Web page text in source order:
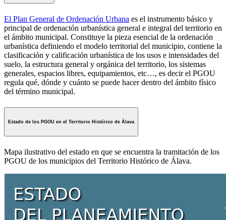
El Plan General de Ordenación Urbana es el instrumento básico y
principal de ordenación urbanística general e integral del territorio en
el ámbito municipal. Constituye la pieza esencial de la ordenación
urbanística definiendo el modelo territorial del municipio, contiene la
clasificación y calificación urbanística de los usos e intensidades del
suelo, la estructura general y orgánica del territorio, los sistemas
generales, espacios libres, equipamientos, etc…, es decir el PGOU
regula qué, dónde y cuánto se puede hacer dentro del ámbito físico
del término municipal.
Estado de los PGOU en el Territorio Histórico de Álava
Mapa ilustrativo del estado en que se encuentra la tramitación de los
PGOU de los municipios del Territorio Histórico de Álava.